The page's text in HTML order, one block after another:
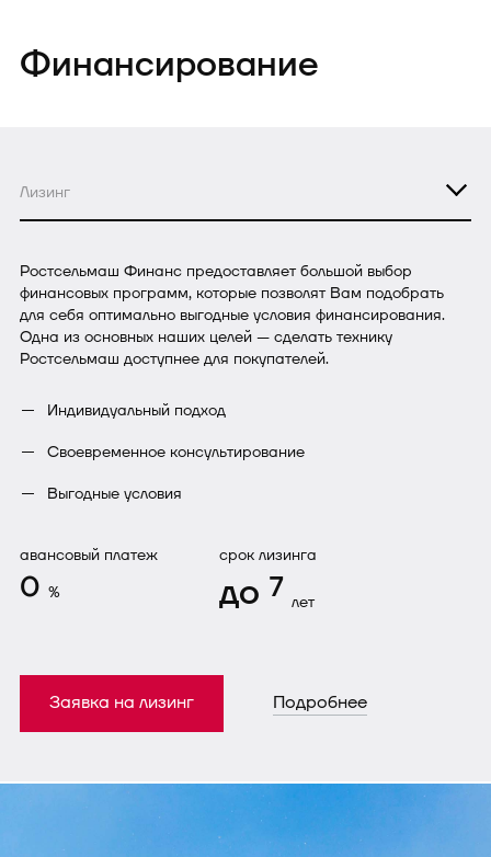
Финансирование
Лизинг
Ростсельмаш Финанс предоставляет большой выбор
финансовых программ, которые позволят Вам подобрать
для себя оптимально выгодные условия финансирования.
Одна из основных наших целей — сделать технику
Ростсельмаш доступнее для покупателей.
Индивидуальный подход
Своевременное консультирование
Выгодные условия
авансовый платеж
0 %
срок лизинга
до 7 лет
Заявка на лизинг Подробнее